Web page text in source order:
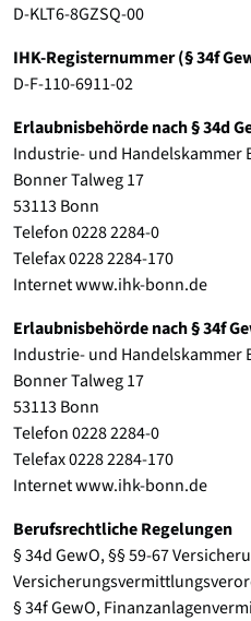
D-KLT6-8GZSQ-00
IHK-Registernummer (§ 34f
D-F-110-6911-02
Erlaubnisbehörde nach § 34d
Industrie- und Handelskammer
Bonner Talweg 17
53113 Bonn
Telefon 0228 2284-0
Telefax 0228 2284-170
Internet www.ihk-bonn.de
Erlaubnisbehörde nach § 34f
Industrie- und Handelskammer
Bonner Talweg 17
53113 Bonn
Telefon 0228 2284-0
Telefax 0228 2284-170
Internet www.ihk-bonn.de
Berufsrechtliche Regelungen
§ 34d GewO, §§ 59-67
§ 34f GewO,